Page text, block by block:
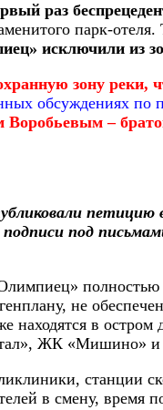
раз
парк-отеля.
исключили из
зону
обсуждениях по
–
под
не
в остром
ЖК «Мишино» и
станции
в смену,